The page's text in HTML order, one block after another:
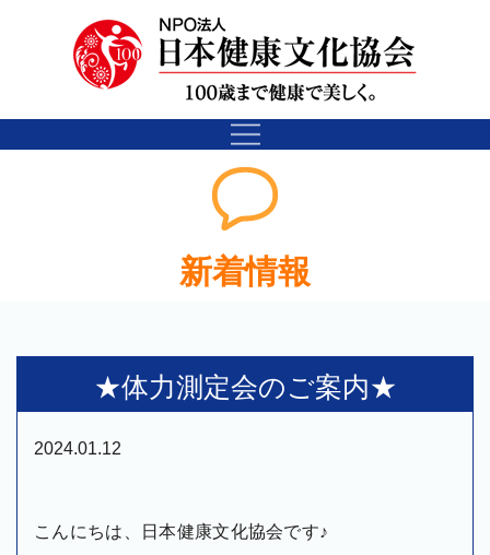
新着情報
★体力測定会のご案内★
2024.01.12
こんにちは、日本健康文化協会です♪